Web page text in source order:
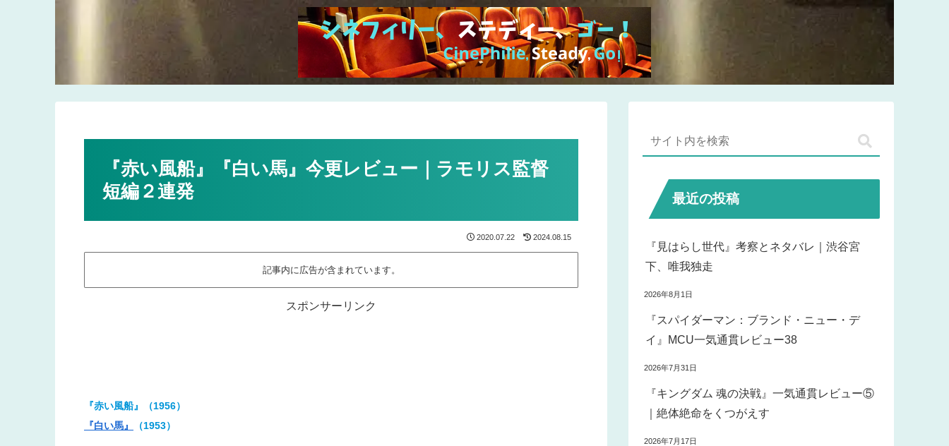
『赤い風船』『白い馬』今更レビュー｜ラモリス監督
短編２連発
2020.07.22 2024.08.15
記事内に広告が含まれています。
スポンサーリンク
『赤い風船』（1956）
『白い馬』
（1953）
最近の投稿
『見はらし世代』考察とネタバレ｜渋谷宮
下、唯我独走
2026年8月1日
『スパイダーマン：ブランド・ニュー・デ
イ』MCU一気通貫レビュー38
2026年7月31日
『キングダム 魂の決戦』一気通貫レビュー⑤
｜絶体絶命をくつがえす
2026年7月17日